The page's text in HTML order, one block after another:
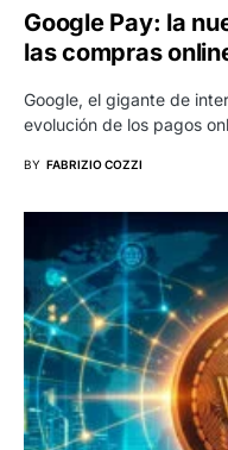
Google Pay: la
las compras
Google, el gigante de
evolución de los pagos
BY FABRIZIO COZZI